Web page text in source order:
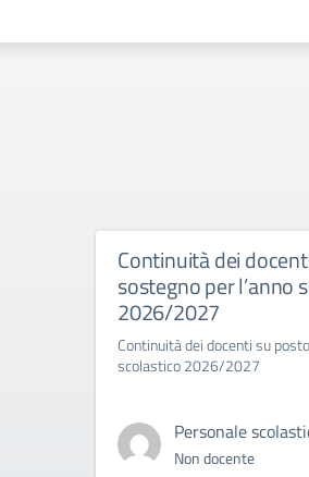
Continuità dei
sostegno per l’anno
2026/2027
Continuità dei docenti su
scolastico 2026/2027
Personale
Non docente